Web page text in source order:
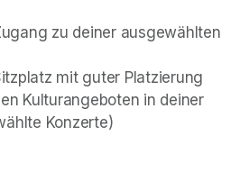
zu deiner ausgewählten
mit guter Platzierung
Kulturangeboten in deiner
Konzerte)